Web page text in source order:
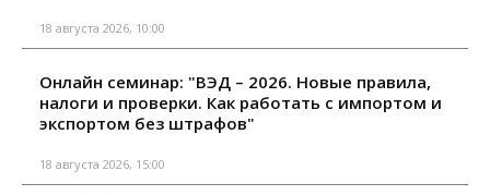
18 августа 2026, 10:00
Онлайн семинар: "ВЭД – 2026. Новые правила,
налоги и проверки. Как работать с импортом и
экспортом без штрафов"
18 августа 2026, 15:00